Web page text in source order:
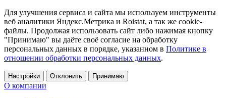
Для улучшения сервиса и сайта мы используем инструменты
веб аналитики Яндекс.Метрика и Roistat, а так же cookie-
файлы. Продолжая использовать сайт либо нажимая кнопку
"Принимаю" вы даёте своё согласие на обработку
персональных данных в порядке, указанном в Политике в
отношении обработки персональных данных.
Настройки Отклонить Принимаю
О компании